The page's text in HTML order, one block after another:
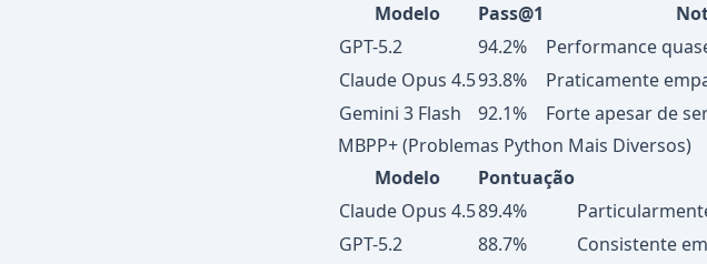
Modelo
Pass@1
GPT-5.2
94.2%
Performance
Claude Opus 4.593.8%
Praticamente
Gemini 3 Flash
92.1%
Forte apesar de
MBPP+ (Problemas Python Mais Diversos)
Modelo
Pontuação
Claude Opus 4.589.4%
GPT-5.2
88.7%
Consistente